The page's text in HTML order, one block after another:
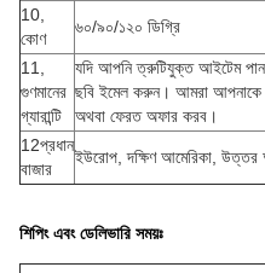
10,
কোণ
৬০/৯০/১২০ ডিগ্রি
11,
গুণমানের
গ্যারান্টি
যদি আপনি ত্রুটিযুক্ত আইটেম
ছবি ইমেল করুন। আমরা আপনাকে
অথবা ফেরত অফার করব।
12প্রধান
বাজার
ইউরোপ, দক্ষিণ আমেরিকা, উত্তর
শিপিং এবং ডেলিভারি সময়ঃ